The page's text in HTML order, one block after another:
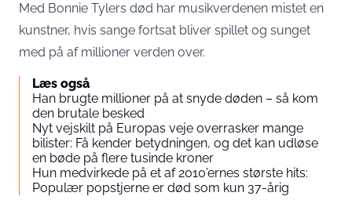
Med Bonnie Tylers død har musikverdenen mistet en
kunstner, hvis sange fortsat bliver spillet og sunget
med på af millioner verden over.
Læs også
Han brugte millioner på at snyde døden – så kom
den brutale besked
Nyt vejskilt på Europas veje overrasker mange
bilister: Få kender betydningen, og det kan udløse
en bøde på flere tusinde kroner
Hun medvirkede på et af 2010’ernes største hits:
Populær popstjerne er død som kun 37-årig